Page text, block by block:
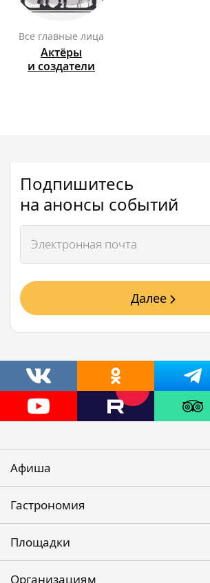
Все главные лица
Актёры
и создатели
Подпишитесь
на анонсы событий
Далее
Афиша
Гастрономия
Площадки
Организациям